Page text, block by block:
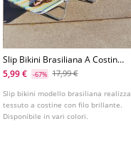
Slip Bikini Brasiliana A Costine
Con Filo Brillante
5,99 € -67% 17,99 €
Slip bikini modello brasiliana
tessuto a costine con filo brillante.
Disponibile in vari colori.